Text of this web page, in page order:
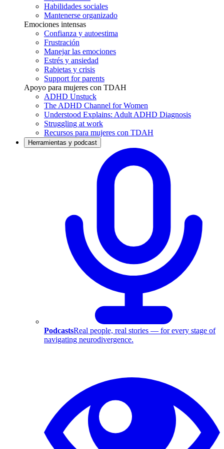
Habilidades sociales
Mantenerse organizado
Emociones intensas
Confianza y autoestima
Frustración
Manejar las emociones
Estrés y ansiedad
Rabietas y crisis
Support for parents
Apoyo para mujeres con TDAH
ADHD Unstuck
The ADHD Channel for Women
Understood Explains: Adult ADHD Diagnosis
Struggling at work
Recursos para mujeres con TDAH
Herramientas y podcast
PodcastsReal people, real stories — for every stage of
navigating neurodivergence.